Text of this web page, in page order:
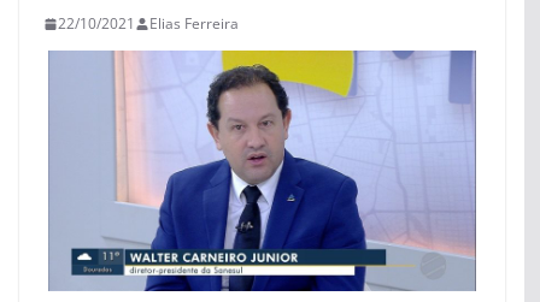
22/10/2021 Elias Ferreira